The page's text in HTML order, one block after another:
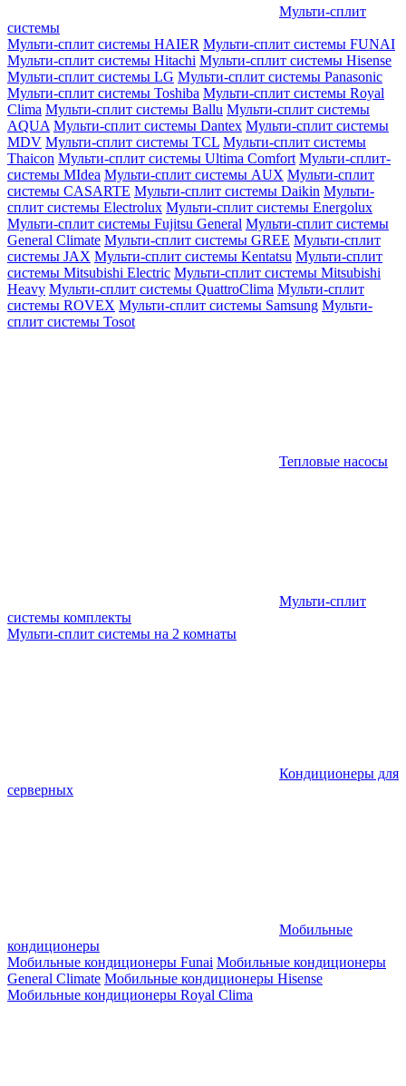
Мульти-сплит
системы
Мульти-сплит системы HAIER Мульти-сплит системы FUNAI
Мульти-сплит системы Hitachi Мульти-сплит системы Hisense
Мульти-сплит системы LG Мульти-сплит системы Panasonic
Мульти-сплит системы Toshiba Мульти-сплит системы Royal
Clima Мульти-сплит системы Ballu Мульти-сплит системы
AQUA Мульти-сплит системы Dantex Мульти-сплит системы
MDV Мульти-сплит системы TCL Мульти-сплит системы
Thaicon Мульти-сплит системы Ultima Comfort Мульти-сплит-
системы MIdea Мульти-сплит системы AUX Мульти-сплит
системы CASARTE Мульти-сплит системы Daikin Мульти-
сплит системы Electrolux Мульти-сплит системы Energolux
Мульти-сплит системы Fujitsu General Мульти-сплит системы
General Climate Мульти-сплит системы GREE Мульти-сплит
системы JAX Мульти-сплит системы Kentatsu Мульти-сплит
системы Mitsubishi Electric Мульти-сплит системы Mitsubishi
Heavy Мульти-сплит системы QuattroClima Мульти-сплит
системы ROVEX Мульти-сплит системы Samsung Мульти-
сплит системы Tosot
Тепловые насосы
Мульти-сплит
системы комплекты
Мульти-сплит системы на 2 комнаты
Кондиционеры для
серверных
Мобильные
кондиционеры
Мобильные кондиционеры Funai Мобильные кондиционеры
General Climate Мобильные кондиционеры Hisense
Мобильные кондиционеры Royal Clima